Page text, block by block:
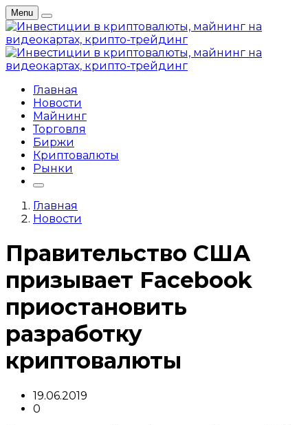
Menu
Главная
Новости
Майнинг
Торговля
Биржи
Криптовалюты
Рынки
Главная
Новости
Правительство США
призывает Facebook
приостановить
разработку
криптовалюты
19.06.2019
0